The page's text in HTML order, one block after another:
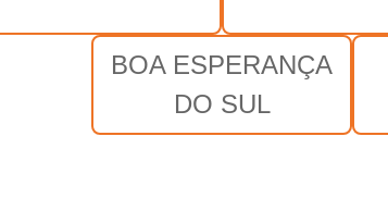
BOA ESPERANÇA
DO SUL